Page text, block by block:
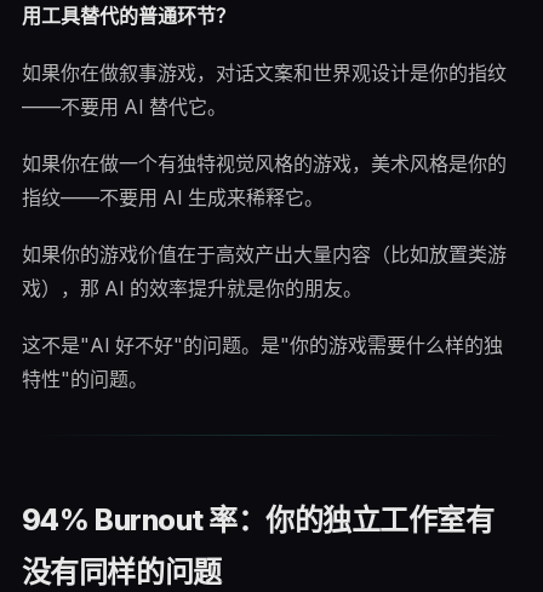
用工具替代的普通环节？
如果你在做叙事游戏，对话文案和世界观设计是你的指纹
——不要用 AI 替代它。
如果你在做一个有独特视觉风格的游戏，美术风格是你的
指纹——不要用 AI 生成来稀释它。
如果你的游戏价值在于高效产出大量内容（比如放置类游
戏），那 AI 的效率提升就是你的朋友。
这不是"AI 好不好"的问题。是"你的游戏需要什么样的独
特性"的问题。
94% Burnout 率：你的独立工作室有
没有同样的问题